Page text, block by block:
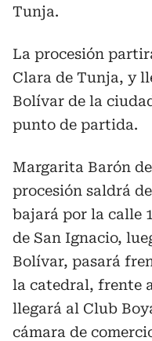
Tunja.
La procesión
Clara de Tunja, y
Bolívar de la
punto de partida.
Margarita Barón
procesión saldrá
bajará por la calle
de San Ignacio,
Bolívar, pasará
la catedral, frente
llegará al Club
cámara de